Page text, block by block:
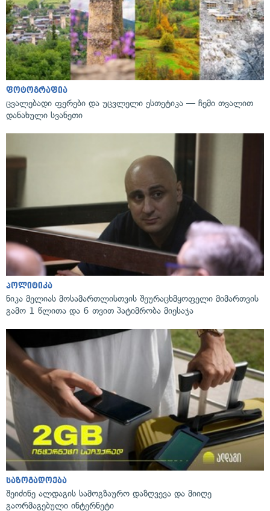
ფოტოგრაფია
ცვალებადი ფერები და უცვლელი ესთეტიკა — ჩემი თვალით
დანახული სვანეთი
პოლიტიკა
ნიკა მელიას მოსამართლისთვის შეურაცხმყოფელი მიმართვის
გამო 1 წლითა და 6 თვით პატიმრობა მიესაჯა
საზოგადოება
შეიძინე ალდაგის სამოგზაურო დაზღვევა და მიიღე
გაორმაგებული ინტერნეტი